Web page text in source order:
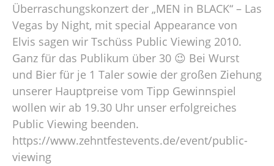
Überraschungskonzert der „MEN in BLACK“ – Las
Vegas by Night, mit special Appearance von
Elvis sagen wir Tschüss Public Viewing 2010.
Ganz für das Publikum über 30 😉 Bei Wurst
und Bier für je 1 Taler sowie der großen Ziehung
unserer Hauptpreise vom Tipp Gewinnspiel
wollen wir ab 19.30 Uhr unser erfolgreiches
Public Viewing beenden.
https://www.zehntfestevents.de/event/public-
viewing